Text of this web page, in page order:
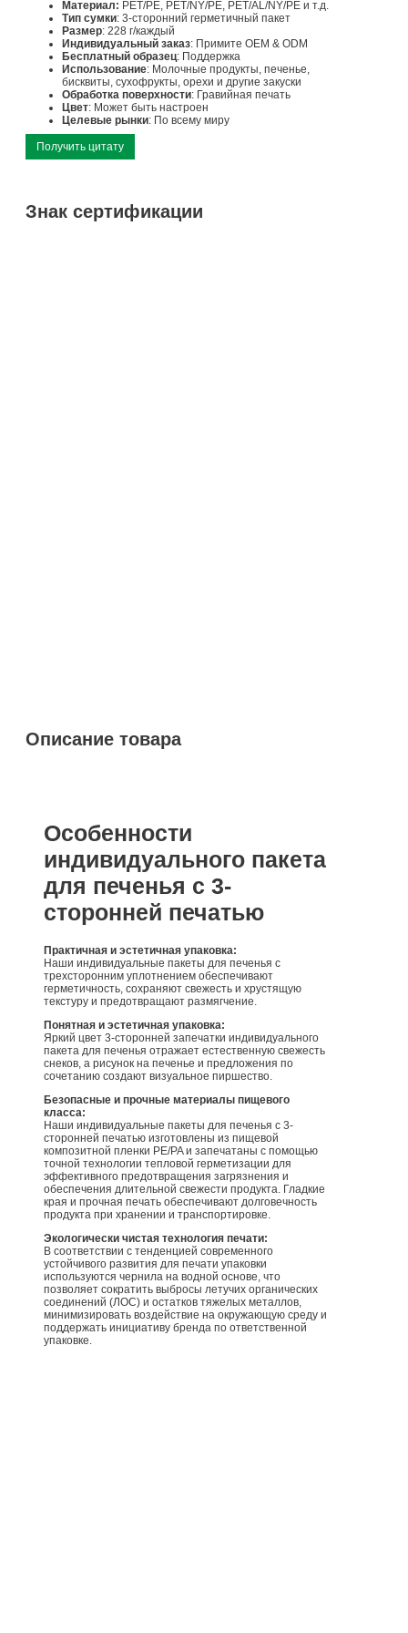
Материал: PET/PE, PET/NY/PE, PET/AL/NY/PE и т.д.
Тип сумки: 3-сторонний герметичный пакет
Размер: 228 г/каждый
Индивидуальный заказ: Примите OEM & ODM
Бесплатный образец: Поддержка
Использование: Молочные продукты, печенье,
бисквиты, сухофрукты, орехи и другие закуски
Обработка поверхности: Гравийная печать
Цвет: Может быть настроен
Целевые рынки: По всему миру
Получить цитату
Знак сертификации
Описание товара
Особенности
индивидуального пакета
для печенья с 3-
сторонней печатью
Практичная и эстетичная упаковка:
Наши индивидуальные пакеты для печенья с
трехсторонним уплотнением обеспечивают
герметичность, сохраняют свежесть и хрустящую
текстуру и предотвращают размягчение.
Понятная и эстетичная упаковка:
Яркий цвет 3-сторонней запечатки индивидуального
пакета для печенья отражает естественную свежесть
снеков, а рисунок на печенье и предложения по
сочетанию создают визуальное пиршество.
Безопасные и прочные материалы пищевого
класса:
Наши индивидуальные пакеты для печенья с 3-
сторонней печатью изготовлены из пищевой
композитной пленки PE/PA и запечатаны с помощью
точной технологии тепловой герметизации для
эффективного предотвращения загрязнения и
обеспечения длительной свежести продукта. Гладкие
края и прочная печать обеспечивают долговечность
продукта при хранении и транспортировке.
Экологически чистая технология печати:
В соответствии с тенденцией современного
устойчивого развития для печати упаковки
используются чернила на водной основе, что
позволяет сократить выбросы летучих органических
соединений (ЛОС) и остатков тяжелых металлов,
минимизировать воздействие на окружающую среду и
поддержать инициативу бренда по ответственной
упаковке.